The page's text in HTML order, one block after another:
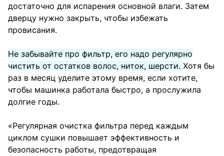
достаточно для испарения основной влаги. Затем
дверцу нужно закрыть, чтобы избежать
провисания.
Не забывайте про фильтр, его надо регулярно
чистить от остатков волос, ниток, шерсти. Хотя бы
раз в месяц уделите этому время, если хотите,
чтобы машинка работала быстро, а прослужила
долгие годы.
«Регулярная очистка фильтра перед каждым
циклом сушки повышает эффективность и
безопасность работы, предотвращая